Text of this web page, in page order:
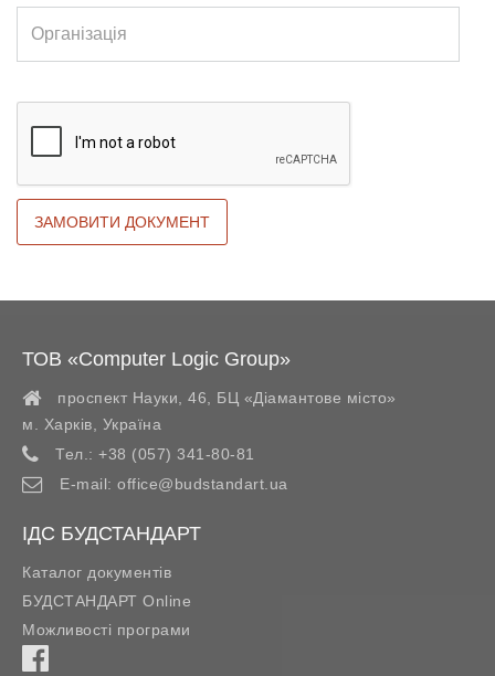
ТОВ «Computer Logic Group»
проспект Науки, 46, БЦ «Діамантове місто»
м. Харків
Україна
Тел.: +38 (057) 341-80-81
E-mail: office@budstandart.ua
ІДС БУДСТАНДАРТ
Каталог документів
БУДСТАНДАРТ Online
Можливості програми